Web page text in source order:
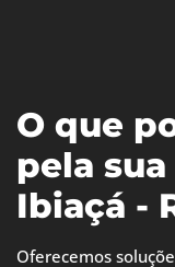
O que
pela
Ibiaçá -
Oferecemos